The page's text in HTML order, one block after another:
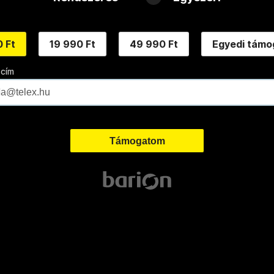
Ft 19 990 Ft 49 990 Ft Egyedi